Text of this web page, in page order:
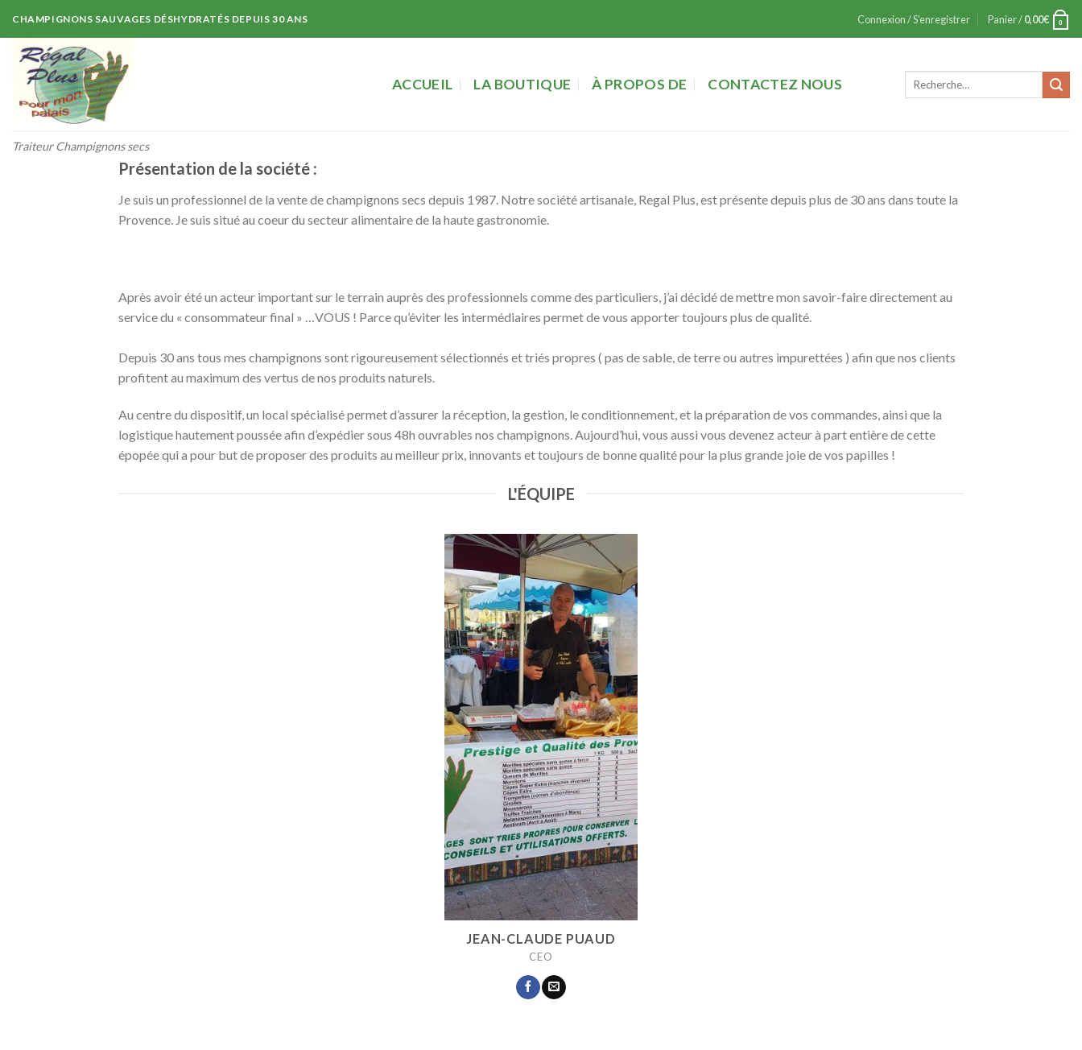
content
CHAMPIGNONS SAUVAGES DÉSHYDRATÉS DEPUIS 30 ANS Connexion / S’enregistrer Panier /0,00€ 0
Traiteur Champignons secs
ACCUEIL LA BOUTIQUE À PROPOS DE CONTACTEZ NOUS
Présentation de la société :
Je suis un professionnel de la vente de champignons secs depuis 1987. Notre société artisanale, Regal Plus, est présente depuis plus de 30 ans dans toute la
Provence. Je suis situé au coeur du secteur alimentaire de la haute gastronomie.
Après avoir été un acteur important sur le terrain auprès des professionnels comme des particuliers, j’ai décidé de mettre mon savoir-faire directement au
service du « consommateur final » …VOUS ! Parce qu’éviter les intermédiaires permet de vous apporter toujours plus de qualité.
Depuis 30 ans tous mes champignons sont rigoureusement sélectionnés et triés propres ( pas de sable, de terre ou autres impurettées ) afin que nos clients
profitent au maximum des vertus de nos produits naturels.
Au centre du dispositif, un local spécialisé permet d’assurer la réception, la gestion, le conditionnement, et la préparation de vos commandes, ainsi que la
logistique hautement poussée afin d’expédier sous 48h ouvrables nos champignons. Aujourd’hui, vous aussi vous devenez acteur à part entière de cette
épopée qui a pour but de proposer des produits au meilleur prix, innovants et toujours de bonne qualité pour la plus grande joie de vos papilles !
L'ÉQUIPE
JEAN-CLAUDE PUAUD
CEO